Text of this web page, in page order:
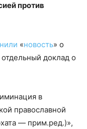
против
«новость» о
доклад о
в
православной
— прим.ред.)»,